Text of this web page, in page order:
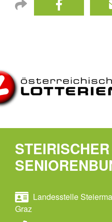
STEIRISCHER
Landesstelle
Graz